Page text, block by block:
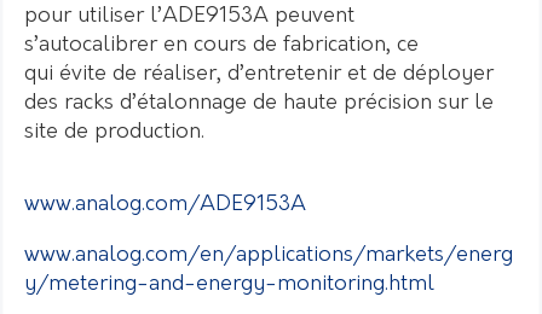
pour utiliser l’ADE9153A peuvent
s’autocalibrer en cours de fabrication, ce
qui évite de réaliser, d’entretenir et de déployer
des racks d’étalonnage de haute précision sur le
site de production.
www.analog.com/ADE9153A
www.analog.com/en/applications/markets/energ
y/metering-and-energy-monitoring.html